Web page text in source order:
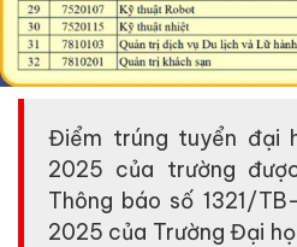
Điểm trúng tuyển đại
2025 của trường
Thông báo số 1321/
2025 của Trường Đại